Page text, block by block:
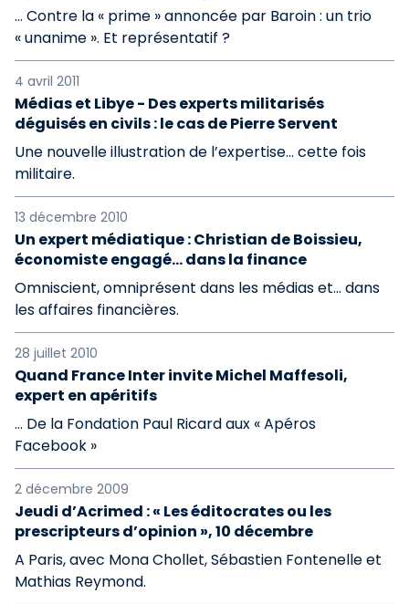
… Contre la « prime » annoncée par Baroin : un trio
« unanime ». Et représentatif ?
4 avril 2011
Médias et Libye - Des experts militarisés
déguisés en civils : le cas de Pierre Servent
Une nouvelle illustration de l’expertise... cette fois
militaire.
13 décembre 2010
Un expert médiatique : Christian de Boissieu,
économiste engagé… dans la finance
Omniscient, omniprésent dans les médias et… dans
les affaires financières.
28 juillet 2010
Quand France Inter invite Michel Maffesoli,
expert en apéritifs
… De la Fondation Paul Ricard aux « Apéros
Facebook »
2 décembre 2009
Jeudi d’Acrimed : « Les éditocrates ou les
prescripteurs d’opinion », 10 décembre
A Paris, avec Mona Chollet, Sébastien Fontenelle et
Mathias Reymond.